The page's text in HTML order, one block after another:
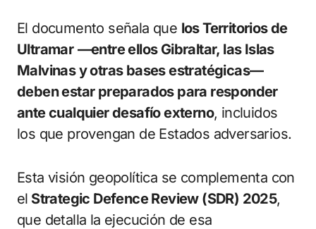
El documento señala que los Territorios de
Ultramar —entre ellos Gibraltar, las Islas
Malvinas y otras bases estratégicas—
deben estar preparados para responder
ante cualquier desafío externo, incluidos
los que provengan de Estados adversarios.
Esta visión geopolítica se complementa con
el Strategic Defence Review (SDR) 2025,
que detalla la ejecución de esa